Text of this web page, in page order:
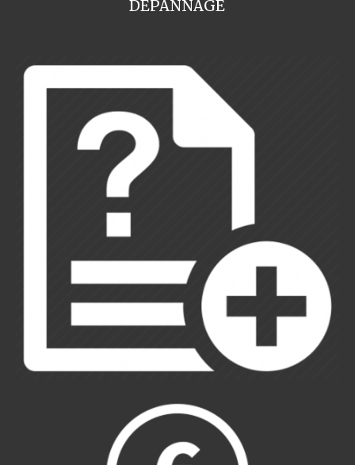
DEPANNAGE